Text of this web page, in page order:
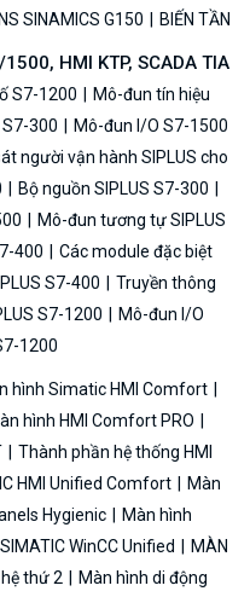
SINAMICS G150 BIẾN TẦN
HMI KTP, SCADA TIA
S7-1200
Mô-đun tín hiệu
S7-300
Mô-đun I/O S7-1500
người vận hành SIPLUS cho
Bộ nguồn SIPLUS S7-300
Mô-đun tương tự SIPLUS
400
Các module đặc biệt
S7-400
Truyền thông
S7-1200
Mô-đun I/O
1200
hình Simatic HMI Comfort
hình HMI Comfort PRO
Thành phần hệ thống HMI
HMI Unified Comfort
Màn
Hygienic
Màn hình
SIMATIC WinCC Unified
MÀN
thứ 2
Màn hình di động